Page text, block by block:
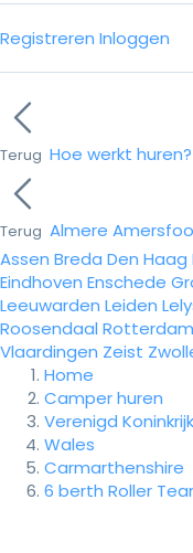
Registreren Inloggen
Terug Hoe werkt huren?
Terug Almere
Assen Breda Den Haag
Eindhoven Enschede
Leeuwarden Leiden
Roosendaal Rotterdam
Vlaardingen Zeist
Home
Camper huren
Verenigd Koninkrijk
Wales
Carmarthenshire
6 berth Roller